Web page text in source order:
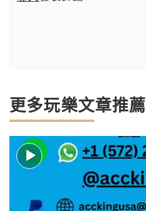
更多玩樂文章推薦